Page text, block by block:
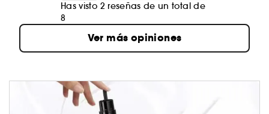
Has visto 2 reseñas de un total de
8
Ver más opiniones